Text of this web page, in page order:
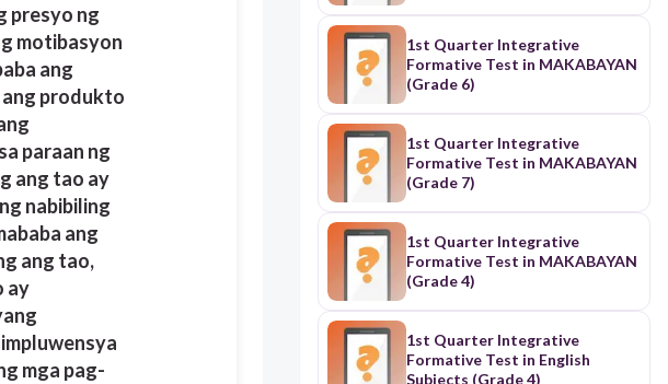
bansa.
at malaki ang
mga bilihin.
presyo ng
motibasyon
ang
produkto
paraan ng
ang tao ay
nabibiling
ang
ang tao,
ay
mga pag-
1st Quarter Integrative
Formative Test in MAKABAYAN
(Grade 6)
1st Quarter Integrative
Formative Test in MAKABAYAN
(Grade 7)
1st Quarter Integrative
Formative Test in MAKABAYAN
(Grade 4)
1st Quarter Integrative
Formative Test in English
Subjects (Grade 4)